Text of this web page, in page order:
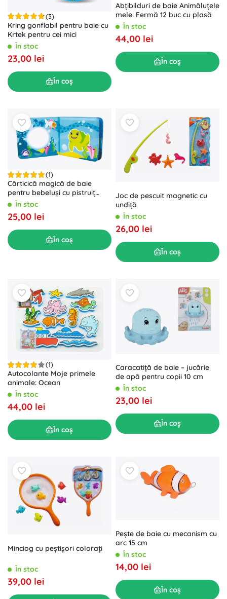
(3)
Kring gonflabil pentru baie cu
Krtek pentru cei mici
În stoc
23,00 lei
În coș
Abțibilduri de baie Animăluțele
mele: Fermă 12 buc cu plasă
În stoc
44,00 lei
În coș
(1)
Cărticică magică de baie
pentru bebeluși cu pistruiț
(squeaker)
În stoc
25,00 lei
În coș
Joc de pescuit magnetic cu
undiță
În stoc
26,00 lei
În coș
(1)
Autocolante Moje primele
animale: Ocean
În stoc
44,00 lei
În coș
Caracatiță de baie – jucărie
de apă pentru copii 10 cm
În stoc
23,00 lei
În coș
Minciog cu peștișori colorați
În stoc
39,00 lei
Pește de baie cu mecanism cu
arc 15 cm
În stoc
14,00 lei
În coș